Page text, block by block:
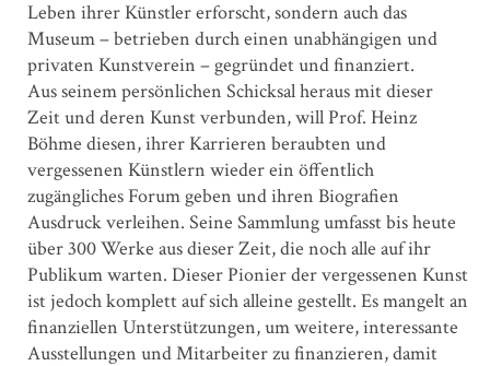
Leben ihrer Künstler erforscht, sondern auch das
Museum – betrieben durch einen unabhängigen und
privaten Kunstverein – gegründet und finanziert.
Aus seinem persönlichen Schicksal heraus mit dieser
Zeit und deren Kunst verbunden, will Prof. Heinz
Böhme diesen, ihrer Karrieren beraubten und
vergessenen Künstlern wieder ein öffentlich
zugängliches Forum geben und ihren Biografien
Ausdruck verleihen. Seine Sammlung umfasst bis heute
über 300 Werke aus dieser Zeit, die noch alle auf ihr
Publikum warten. Dieser Pionier der vergessenen Kunst
ist jedoch komplett auf sich alleine gestellt. Es mangelt an
finanziellen Unterstützungen, um weitere, interessante
Ausstellungen und Mitarbeiter zu finanzieren, damit